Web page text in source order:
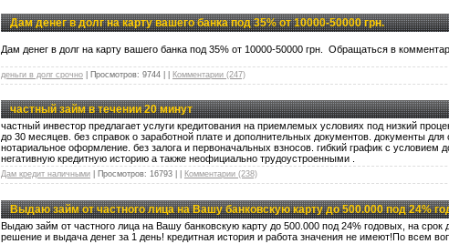
Дам денег в долг на карту вашего банка под 35% от 10000-50000 грн.
Дам денег в долг на карту вашего банка под 35% от 10000-50000 грн. Обращаться в
деньги в долг срочно Просмотров: 9744 Комментарии (247)
частный займ в течении 20 минут
частный инвестор предлагает услуги кредитования на приемлемых условиях под низкий
до 30 месяцев. без справок о заработной плате и дополнительных документов. документы
нотариальное оформление. без залога и первоначальных взносов. гибкий график с
негативную кредитную историю а также неофициально трудоустроенными .
Дам кредит наличными Просмотров: 16793 Комментарии (238)
Выдаю займ от частного лица на Вашу банковскую карту до 500.000 под 24%
Выдаю займ от частного лица на Вашу банковскую карту до 500.000 под 24% годовых, на срок
решение и выдача денег за 1 день! кредитная история и работа значения не имеют!По всем